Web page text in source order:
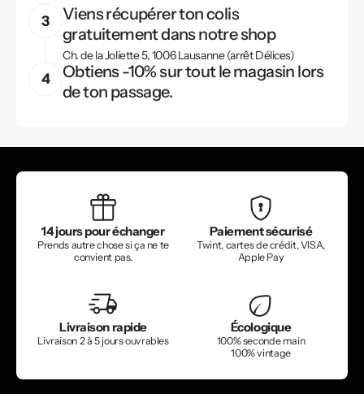
Viens récupérer ton colis
gratuitement dans notre shop
Ch. de la Joliette 5, 1006 Lausanne (arrêt Délices)
Obtiens -10% sur tout le magasin lors
de ton passage.
14 jours pour échanger
Prends autre chose si ça ne te
convient pas.
Paiement sécurisé
Twint, cartes de crédit, VISA,
Apple Pay
Livraison rapide
Livraison 2 à 5 jours ouvrables
Écologique
100% seconde main
100% vintage